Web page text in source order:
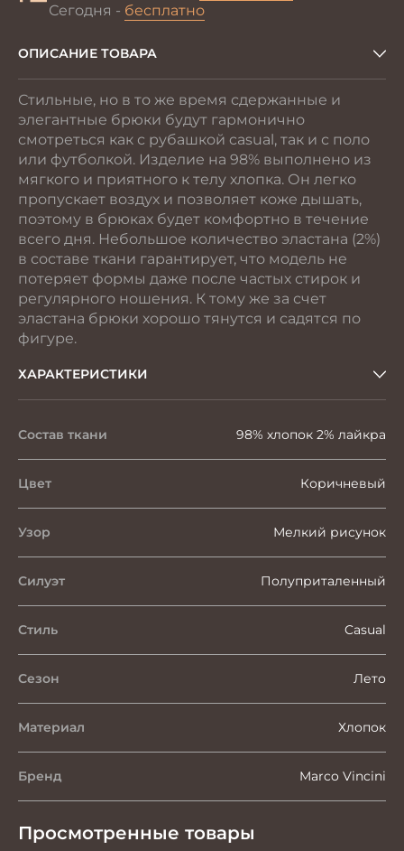
Сегодня - бесплатно
ОПИСАНИЕ ТОВАРА
Стильные, но в то же время сдержанные и
элегантные брюки будут гармонично
смотреться как с рубашкой casual, так и с поло
или футболкой. Изделие на 98% выполнено из
мягкого и приятного к телу хлопка. Он легко
пропускает воздух и позволяет коже дышать,
поэтому в брюках будет комфортно в течение
всего дня. Небольшое количество эластана (2%)
в составе ткани гарантирует, что модель не
потеряет формы даже после частых стирок и
регулярного ношения. К тому же за счет
эластана брюки хорошо тянутся и садятся по
фигуре.
ХАРАКТЕРИСТИКИ
Состав ткани 98% хлопок 2% лайкра
Цвет Коричневый
Узор Мелкий рисунок
Силуэт Полуприталенный
Стиль Casual
Сезон Лето
Материал Хлопок
Бренд Marco Vincini
Просмотренные товары